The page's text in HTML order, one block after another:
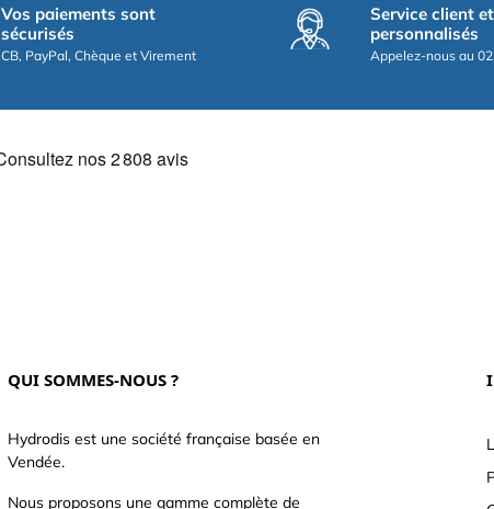
Vos paiements sont
sécurisés
CB, PayPal, Chèque et Virement
Service client
personnalisés
Appelez-nous au
QUI SOMMES-NOUS ?
Hydrodis est une société française basée en
Vendée.
Nous proposons une gamme complète de